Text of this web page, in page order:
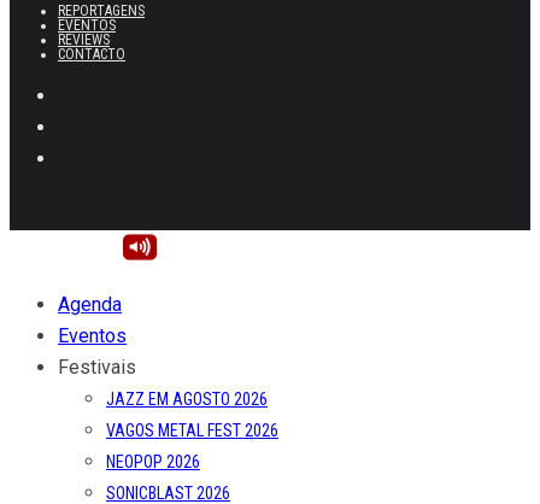
REPORTAGENS
EVENTOS
REVIEWS
CONTACTO
Agenda
Eventos
Festivais
JAZZ EM AGOSTO 2026
VAGOS METAL FEST 2026
NEOPOP 2026
SONICBLAST 2026